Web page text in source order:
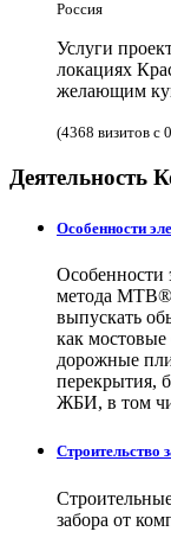
Россия
Услуги
локациях
желающим
(4368 визитов с
Деятельность
Особенности
Особенности
метода МТВ®
выпускать
как
дорожные
перекрытия,
ЖБИ, в том
Строительство
забора от